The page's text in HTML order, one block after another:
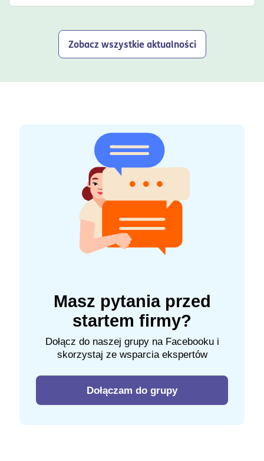
Zobacz wszystkie aktualności
Masz pytania przed
startem firmy?
Dołącz do naszej grupy na Facebooku i
skorzystaj ze wsparcia ekspertów
Dołączam do grupy